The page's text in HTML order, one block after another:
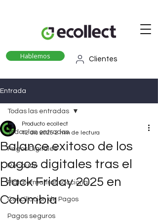
Clientes
Hablemos
Entrada
Todas las entradas
Pagos Digitales
Recaudo
Plataforma transaccional
Conciliación de Pagos
Pagos seguros
Todas las entradas
Balance exitoso de los
pagos digitales tras el
Black Friday 2025 en
Colombia
Producto ecollect
12 dic 2025 2 min de lectura